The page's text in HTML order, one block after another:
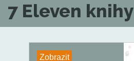
7 Eleven knihy
Zobrazit